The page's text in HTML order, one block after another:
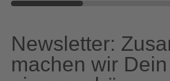
Newsletter:
machen wir